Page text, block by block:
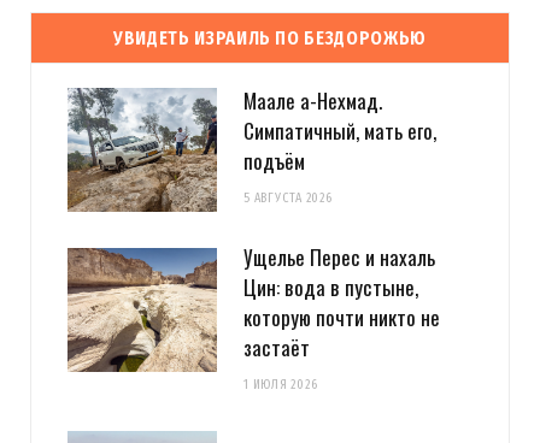
УВИДЕТЬ ИЗРАИЛЬ ПО БЕЗДОРОЖЬЮ
Маале а-Нехмад.
Симпатичный, мать его,
подъём
5 АВГУСТА 2026
Ущелье Перес и нахаль
Цин: вода в пустыне,
которую почти никто не
застаёт
1 ИЮЛЯ 2026